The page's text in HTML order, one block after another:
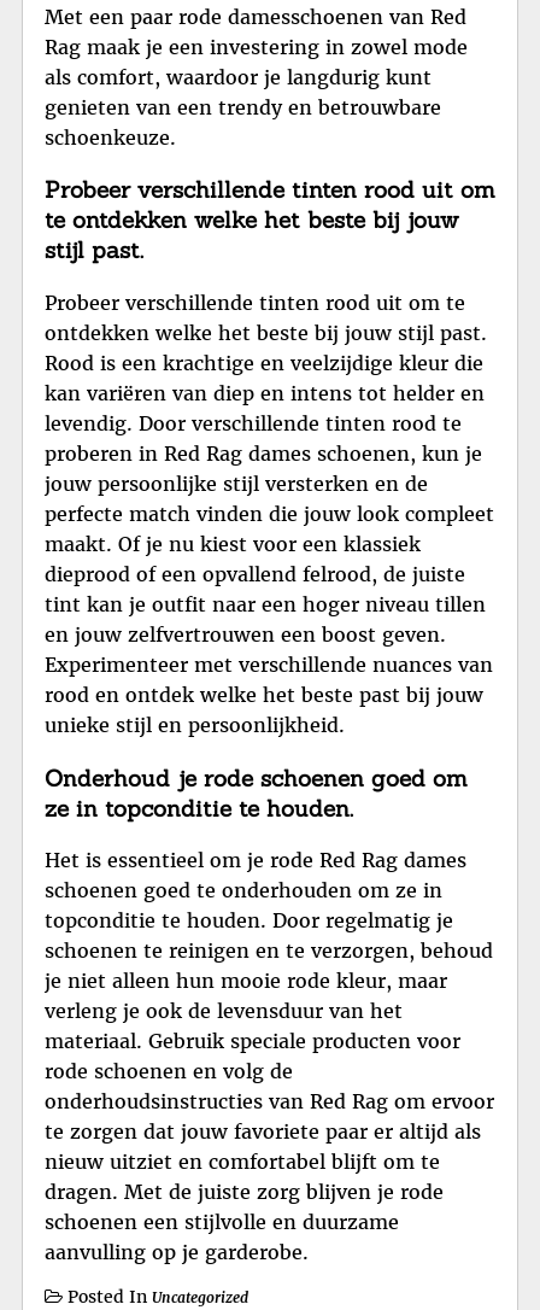
Met een paar rode damesschoenen van Red
Rag maak je een investering in zowel mode
als comfort, waardoor je langdurig kunt
genieten van een trendy en betrouwbare
schoenkeuze.
Probeer verschillende tinten rood uit om
te ontdekken welke het beste bij jouw
stijl past.
Probeer verschillende tinten rood uit om te
ontdekken welke het beste bij jouw stijl past.
Rood is een krachtige en veelzijdige kleur die
kan variëren van diep en intens tot helder en
levendig. Door verschillende tinten rood te
proberen in Red Rag dames schoenen, kun je
jouw persoonlijke stijl versterken en de
perfecte match vinden die jouw look compleet
maakt. Of je nu kiest voor een klassiek
dieprood of een opvallend felrood, de juiste
tint kan je outfit naar een hoger niveau tillen
en jouw zelfvertrouwen een boost geven.
Experimenteer met verschillende nuances van
rood en ontdek welke het beste past bij jouw
unieke stijl en persoonlijkheid.
Onderhoud je rode schoenen goed om
ze in topconditie te houden.
Het is essentieel om je rode Red Rag dames
schoenen goed te onderhouden om ze in
topconditie te houden. Door regelmatig je
schoenen te reinigen en te verzorgen, behoud
je niet alleen hun mooie rode kleur, maar
verleng je ook de levensduur van het
materiaal. Gebruik speciale producten voor
rode schoenen en volg de
onderhoudsinstructies van Red Rag om ervoor
te zorgen dat jouw favoriete paar er altijd als
nieuw uitziet en comfortabel blijft om te
dragen. Met de juiste zorg blijven je rode
schoenen een stijlvolle en duurzame
aanvulling op je garderobe.
Posted In Uncategorized